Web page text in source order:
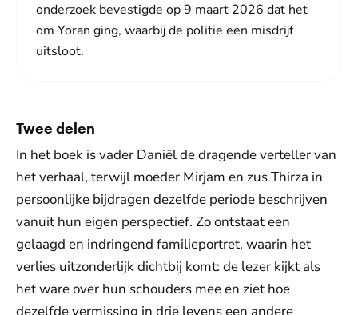
onderzoek bevestigde op 9 maart 2026 dat het
om Yoran ging, waarbij de politie een misdrijf
uitsloot.
Twee delen
In het boek is vader Daniël de dragende verteller van
het verhaal, terwijl moeder Mirjam en zus Thirza in
persoonlijke bijdragen dezelfde periode beschrijven
vanuit hun eigen perspectief. Zo ontstaat een
gelaagd en indringend familieportret, waarin het
verlies uitzonderlijk dichtbij komt: de lezer kijkt als
het ware over hun schouders mee en ziet hoe